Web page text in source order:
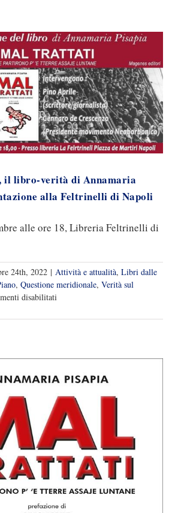
libro-verità di Annamaria
alla Feltrinelli di Napoli
alle ore 18, Libreria Feltrinelli di
24th, 2022 | Attività e attualità, Libri dalle
, Questione meridionale, Verità sul
disabilitati
trattati”,
verità
Annamaria
Pisapia:
presentazione
alla
Feltrinelli
Napoli